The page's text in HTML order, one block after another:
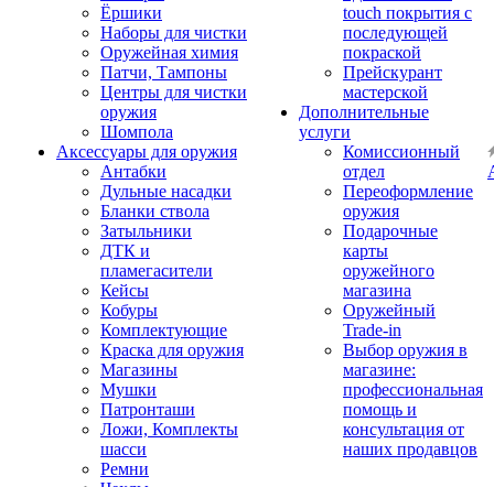
Ёршики
Наборы для чистки
Оружейная химия
Патчи, Тампоны
Центры для чистки
оружия
Шомпола
Аксессуары для оружия
Антабки
Дульные насадки
Бланки ствола
Затыльники
ДТК и
пламегасители
Кейсы
Кобуры
Комплектующие
Краска для оружия
Магазины
Мушки
Патронташи
Ложи, Комплекты
шасси
Ремни
touch покрытия с
последующей
покраской
Прейскурант
мастерской
Дополнительные
услуги
Комиссионный
отдел
Переоформление
оружия
Подарочные
карты
оружейного
магазина
Оружейный
Trade-in
Выбор оружия в
магазине:
профессиональная
помощь и
консультация от
наших продавцов